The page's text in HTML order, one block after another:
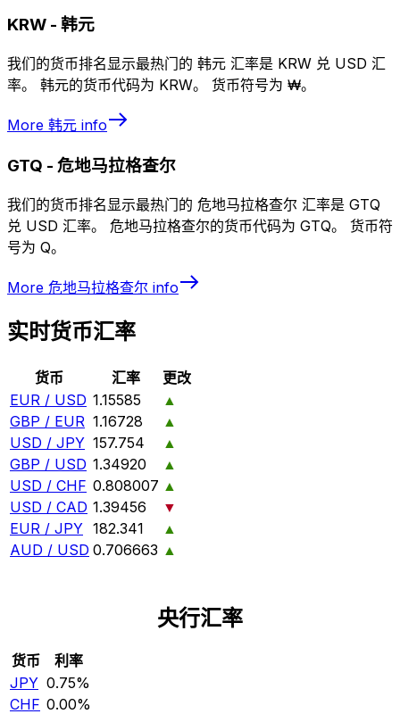
KRW - 韩元
我们的货币排名显示最热门的 韩元 汇率是 KRW 兑 USD 汇
率。 韩元的货币代码为 KRW。 货币符号为 ₩。
More 韩元 info
GTQ - 危地马拉格查尔
我们的货币排名显示最热门的 危地马拉格查尔 汇率是 GTQ
兑 USD 汇率。 危地马拉格查尔的货币代码为 GTQ。 货币符
号为 Q。
More 危地马拉格查尔 info
实时货币汇率
货币 汇率
更改
EUR / USD 1.15585
▲
GBP / EUR 1.16728
▲
USD / JPY 157.754
▲
GBP / USD 1.34920
▲
USD / CHF 0.808007 ▲
USD / CAD 1.39456
▼
EUR / JPY 182.341
▲
AUD / USD 0.706663 ▲
央行汇率
货币
利率
JPY 0.75%
CHF 0.00%